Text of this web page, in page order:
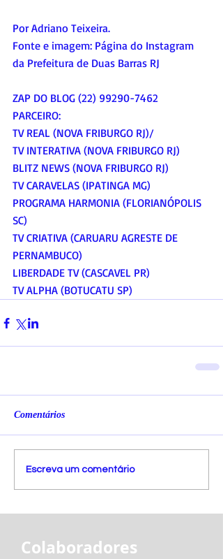
Por Adriano Teixeira.
Fonte e imagem: Página do Instagram
da Prefeitura de Duas Barras RJ
ZAP DO BLOG (22) 99290-7462
PARCEIRO:
TV REAL (NOVA FRIBURGO RJ)/
TV INTERATIVA (NOVA FRIBURGO RJ)
BLITZ NEWS (NOVA FRIBURGO RJ)
TV CARAVELAS (IPATINGA MG)
PROGRAMA HARMONIA (FLORIANÓPOLIS
SC)
TV CRIATIVA (CARUARU AGRESTE DE
PERNAMBUCO)
LIBERDADE TV (CASCAVEL PR)
TV ALPHA (BOTUCATU SP)
Comentários
Escreva um comentário
Colaboradores